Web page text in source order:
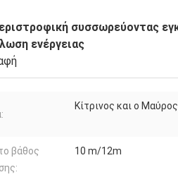
συσσωρεύοντας
ενέργειας
Κίτρινος και ο
βάθος
10 m/12m